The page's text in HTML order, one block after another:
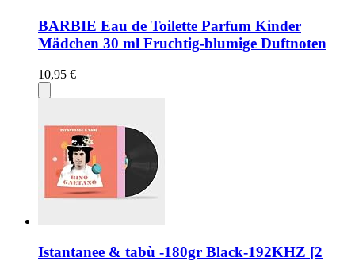
BARBIE Eau de Toilette Parfum Kinder
Mädchen 30 ml Fruchtig-blumige Duftnoten
10,95 €
Istantanee & tabù -180gr Black-192KHZ [2